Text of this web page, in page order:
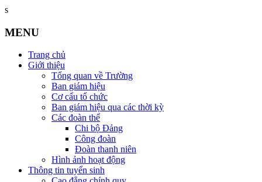
s
MENU
Trang chủ
Giới thiệu
Tổng quan về Trường
Ban giám hiệu
Cơ cấu tổ chức
Ban giám hiệu qua các thời kỳ
Các đoàn thể
Chi bộ Đảng
Công đoàn
Đoàn thanh niên
Hình ảnh hoạt động
Thông tin tuyển sinh